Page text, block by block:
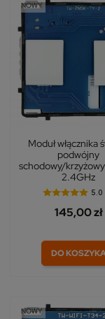
NOWY
Moduł włącznika
podwójny
schodowy/
2.4GHz
5.0
145,00 zł
DO
NOWY